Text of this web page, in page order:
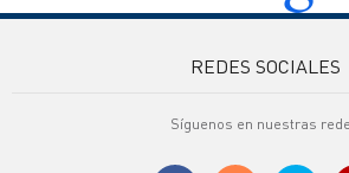
REDES SOCIALES
Síguenos en nuestras